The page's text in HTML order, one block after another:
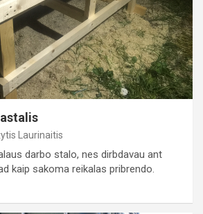
Laurinaitis
darbo stalo, nes dirbdavau ant
kaip sakoma reikalas pribrendo.